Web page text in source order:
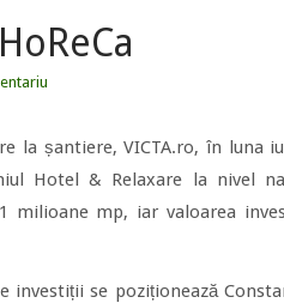
la șantiere, VICTA.ro, în luna
Hotel & Relaxare la nivel
milioane mp, iar valoarea
se poziționează